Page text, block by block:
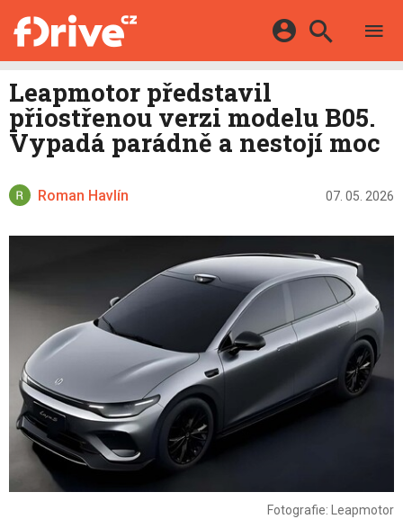
KATALOG
MAPA STANIC
VIDEA
DALŠÍ
HYBRIDY
E-MOTORSPORT
OSTATNÍ
Facebook Google
Leapmotor představil
přiostřenou verzi modelu B05.
Vypadá parádně a nestojí moc
Roman Havlín 07. 05. 2026
Fotografie: Leapmotor